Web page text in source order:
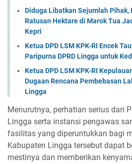
Diduga Libatkan Sejumlah Pihak,
Ratusan Hektare di Marok Tua
Kepri
Ketua DPD LSM KPK-RI Encek
Paripurna DPRD Lingga untuk
Ketua DPD LSM KPK-RI
Dugaan Rencana Pembebasan
Lingga
Menurutnya, perhatian serius dari
Lingga serta instansi pengawas
fasilitas yang diperuntukkan bagi
Kabupaten Lingga tersebut dapat
mestinya dan memberikan